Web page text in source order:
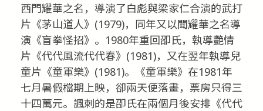
西門耀華之名，導演了白彪與梁家仁合演的武打
片《茅山道人》(1979)，同年又以聞耀華之名導
演《盲拳怪招》。1980年重回卲氏，執導艷情
片《代代風流代代春》(1981)，又在翌年執導兒
童片《童軍樂》(1981)。《童軍樂》在1981年
七月暑假檔期上映，卻兩天便落畫，票房只得三
十四萬元。諷刺的是卲氏在兩個月後安排《代代